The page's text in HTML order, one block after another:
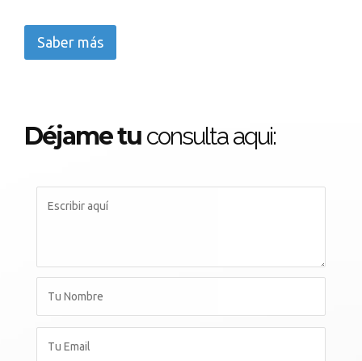
Saber más
Déjame tu consulta aqui: